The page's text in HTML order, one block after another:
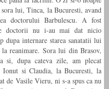
lui, Tinca, la Bucuresti, avand
doctorului Barbulescu. A fost
doctorii nu i-au mai dat nicio
dupa internare starea sanatatii lui
reanimare. Sora lui din Brasov,
dupa cateva zile, am plecat
si Claudia, la Bucuresti, la
de Vasile Vieru, ni s-a spus ca nu